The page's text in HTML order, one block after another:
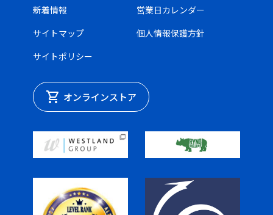
新着情報
営業日カレンダー
サイトマップ
個人情報保護方針
サイトポリシー
shopping_cart オンラインストア